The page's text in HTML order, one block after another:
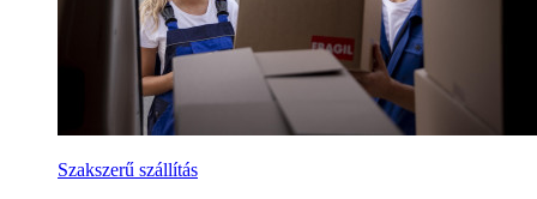
Szakszerű szállítás